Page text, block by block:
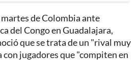
de Colombia ante
del Congo en Guadalajara,
que se trata de un "rival muy
jugadores que "compiten en